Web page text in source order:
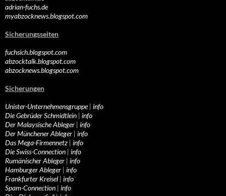
adrian-fuchs.de
myabzocknews.blogspot.com
Sicherungsseiten
fuchsich.blogspot.com
abzocktalk.blogspot.com
abzocknews.blogspot.com
Sicherungen
Unister-Unternehmensgruppe| info
Die Gebrüder Schmidtlein | info
Der Malaysische Ableger | info
Der Münchener Ableger | info
Das Mega-Firmennetz | info
Die Swiss-Connection | info
Rumänischer Ableger | info
Hamburger Ableger | info
Frankfurter Kreisel | info
Spam-Connection | info